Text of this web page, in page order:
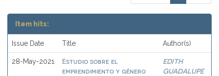
Item hits:
Issue Date Title Author(s)
28-May-2021
Estudio sobre el
emprendimiento y género
EDITH
GUADALUPE